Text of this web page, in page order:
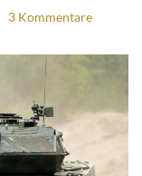
3 Kommentare